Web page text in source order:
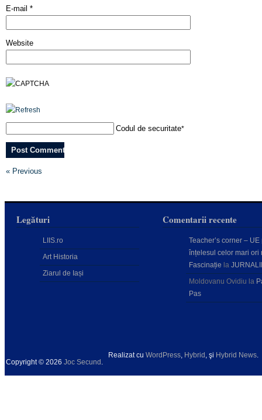
E-mail *
Website
Codul de securitate*
« Previous
Legături
LIIS.ro
Art Historia
Ziarul de Iași
Comentarii recente
Teacher’s corner – UE
înțelesul celor mari ori
Fascinație la
Moldovanu Ovidiu la
Pas
Copyright © 2026 Joc Secund .
Realizat cu WordPress, Hybrid , şi Hybrid News.